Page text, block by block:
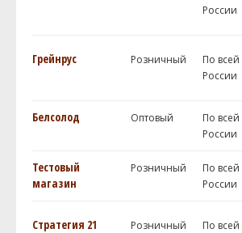
России
Грейнрус Розничный
По всей
России
Белсолод Оптовый
По всей
России
Тестовый
магазин
Розничный
По всей
России
Стратегия 21
Розничный
По всей